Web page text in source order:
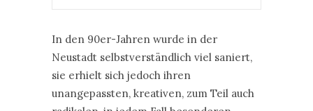
In den 90er-Jahren wurde in der
Neustadt selbstverständlich viel saniert,
sie erhielt sich jedoch ihren
unangepassten, kreativen, zum Teil auch